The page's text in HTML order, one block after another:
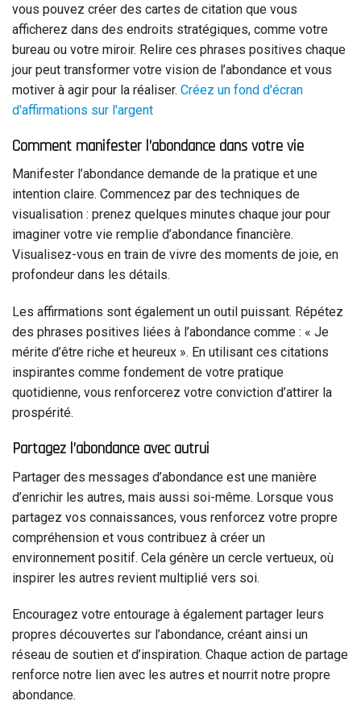
vous pouvez créer des cartes de citation que vous
afficherez dans des endroits stratégiques, comme votre
bureau ou votre miroir. Relire ces phrases positives chaque
jour peut transformer votre vision de l’abondance et vous
motiver à agir pour la réaliser. Créez un fond d'écran
d'affirmations sur l'argent
Comment manifester l’abondance dans votre vie
Manifester l’abondance demande de la pratique et une
intention claire. Commencez par des techniques de
visualisation : prenez quelques minutes chaque jour pour
imaginer votre vie remplie d’abondance financière.
Visualisez-vous en train de vivre des moments de joie, en
profondeur dans les détails.
Les affirmations sont également un outil puissant. Répétez
des phrases positives liées à l’abondance comme : « Je
mérite d’être riche et heureux ». En utilisant ces citations
inspirantes comme fondement de votre pratique
quotidienne, vous renforcerez votre conviction d’attirer la
prospérité.
Partagez l’abondance avec autrui
Partager des messages d’abondance est une manière
d’enrichir les autres, mais aussi soi-même. Lorsque vous
partagez vos connaissances, vous renforcez votre propre
compréhension et vous contribuez à créer un
environnement positif. Cela génère un cercle vertueux, où
inspirer les autres revient multiplié vers soi.
Encouragez votre entourage à également partager leurs
propres découvertes sur l’abondance, créant ainsi un
réseau de soutien et d’inspiration. Chaque action de partage
renforce notre lien avec les autres et nourrit notre propre
abondance.